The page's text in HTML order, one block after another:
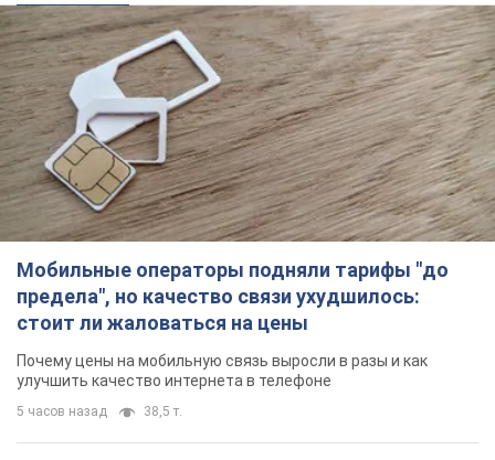
Мобильные операторы подняли тарифы "до
предела", но качество связи ухудшилось:
стоит ли жаловаться на цены
Почему цены на мобильную связь выросли в разы и как
улучшить качество интернета в телефоне
5 часов назад 38,5 т.